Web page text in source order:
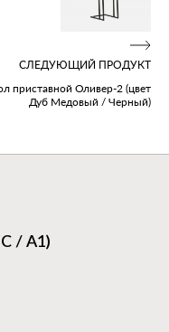
СЛЕДУЮЩИЙ ПРОДУКТ
приставной Оливер‑2 (цвет
Дуб Медовый / Черный)
/ А1)